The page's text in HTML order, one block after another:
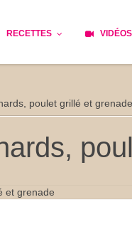
RECETTES
Le Pain
Apéritifs Cuisine
VIDÉOS
poulet grillé et grenade